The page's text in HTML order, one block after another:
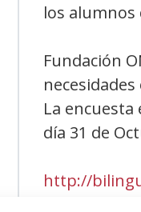
los alumnos
Fundación
La
día 31 de
http://